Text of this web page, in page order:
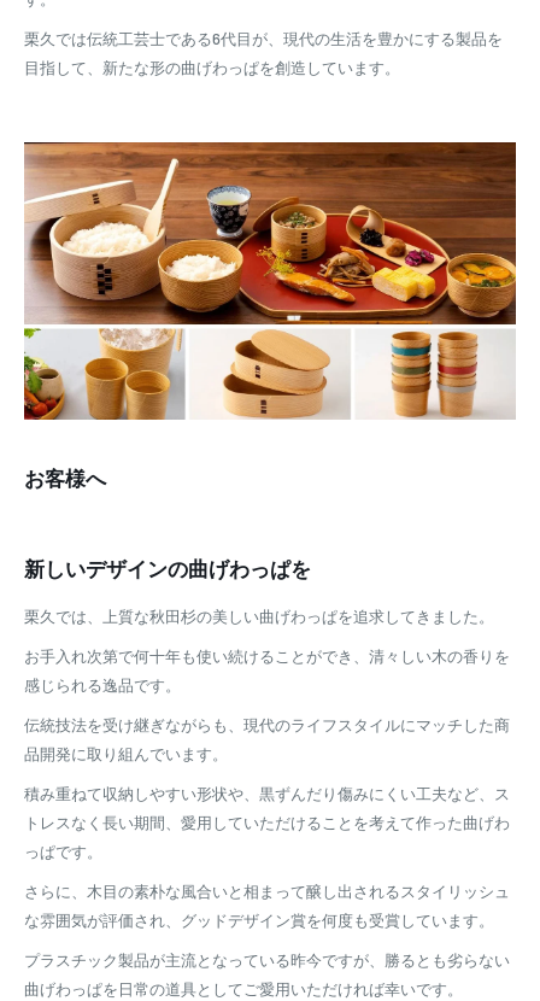
栗久では伝統工芸士である6代目が、現代の生活を豊かにする製品を
目指して、新たな形の曲げわっぱを創造しています。
お客様へ
新しいデザインの曲げわっぱを
栗久では、上質な秋田杉の美しい曲げわっぱを追求してきました。
お手入れ次第で何十年も使い続けることができ、清々しい木の香りを
感じられる逸品です。
伝統技法を受け継ぎながらも、現代のライフスタイルにマッチした商
品開発に取り組んでいます。
積み重ねて収納しやすい形状や、黒ずんだり傷みにくい工夫など、ス
トレスなく長い期間、愛用していただけることを考えて作った曲げわ
っぱです。
さらに、木目の素朴な風合いと相まって醸し出されるスタイリッシュ
な雰囲気が評価され、グッドデザイン賞を何度も受賞しています。
プラスチック製品が主流となっている昨今ですが、勝るとも劣らない
曲げわっぱを日常の道具としてご愛用いただければ幸いです。